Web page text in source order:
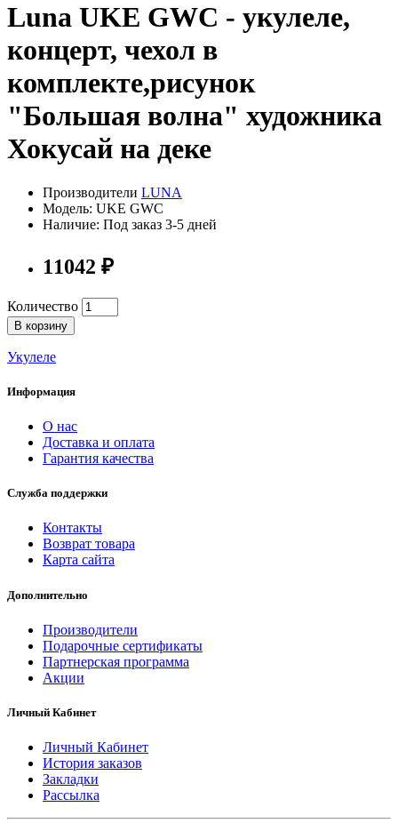
Luna UKE GWC - укулеле,
концерт, чехол в
комплекте,рисунок
"Большая волна" художника
Хокусай на деке
Производители LUNA
Модель: UKE GWC
Наличие: Под заказ 3-5 дней
11042 ₽
Количество
В корзину
Укулеле
Информация
О нас
Доставка и оплата
Гарантия качества
Служба поддержки
Контакты
Возврат товара
Карта сайта
Дополнительно
Производители
Подарочные сертификаты
Партнерская программа
Акции
Личный Кабинет
Личный Кабинет
История заказов
Закладки
Рассылка